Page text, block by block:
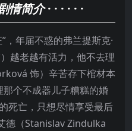
情简介· · · · · ·
年届不惑的弗兰提斯克·
越老越有活力，他不去理
饰）辛苦存下棺材本
个不成器儿子糟糕的婚
死亡，只想尽情享受最后
德（Stanislav Zindulka